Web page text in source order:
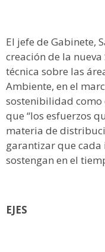
El jefe de Gabinete,
creación de la
técnica sobre las
Ambiente, en el
sostenibilidad como
que “los esfuerzos
materia de
garantizar que cada
sostengan en el
EJES